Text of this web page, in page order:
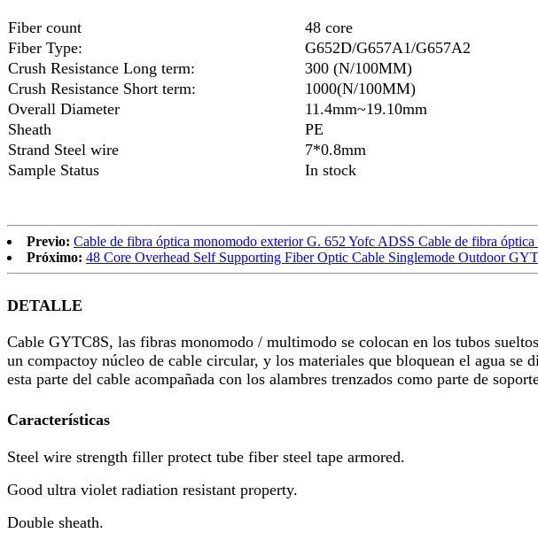
Fiber count
48 core
Fiber Type:
G652D/G657A1/G657A2
Crush Resistance Long term:
300 (N/100MM)
Crush Resistance Short term:
1000(N/100MM)
Overall Diameter
11.4mm~19.10mm
Sheath
PE
Strand Steel wire
7*0.8mm
Sample Status
In stock
Previo: Cable de fibra óptica monomodo exterior G. 652 Yofc ADSS Cable de fibra óptica
Próximo: 48 Core Overhead Self Supporting Fiber Optic Cable Singlemode Outdoor
DETALLE
Cable GYTC8S, las fibras monomodo / multimodo se colocan en los tubos
un compactoy núcleo de cable circular, y los materiales que bloquean el agua
esta parte del cable acompañada con los alambres trenzados como parte de
Características
Steel wire strength filler protect tube fiber steel tape armored.
Good ultra violet radiation resistant property.
Double sheath.